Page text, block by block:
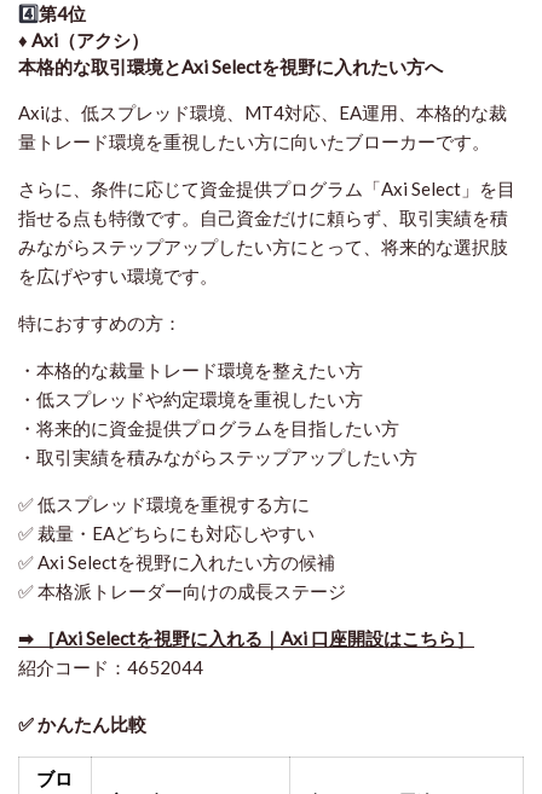
4️⃣第4位
♦️ Axi（アクシ）
本格的な取引環境とAxi Selectを視野に入れたい方へ
Axiは、低スプレッド環境、MT4対応、EA運用、本格的な裁
量トレード環境を重視したい方に向いたブローカーです。
さらに、条件に応じて資金提供プログラム「Axi Select」を目
指せる点も特徴です。自己資金だけに頼らず、取引実績を積
みながらステップアップしたい方にとって、将来的な選択肢
を広げやすい環境です。
特におすすめの方：
・本格的な裁量トレード環境を整えたい方
・低スプレッドや約定環境を重視したい方
・将来的に資金提供プログラムを目指したい方
・取引実績を積みながらステップアップしたい方
✅ 低スプレッド環境を重視する方に
✅ 裁量・EAどちらにも対応しやすい
✅ Axi Selectを視野に入れたい方の候補
✅ 本格派トレーダー向けの成長ステージ
➡ ［Axi Selectを視野に入れる｜Axi 口座開設はこちら］
紹介コード：4652044
✅ かんたん比較
ブロ